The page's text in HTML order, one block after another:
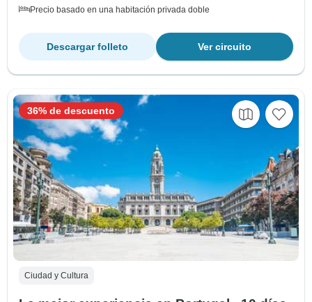
Precio basado en una habitación privada doble
Ver circuito
Descargar folleto
Ciudad y Cultura
36% de descuento